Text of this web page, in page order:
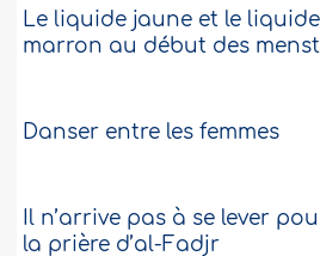
Le liquide jaune et le
marron au début des
Danser entre les femmes
Il n’arrive pas à se lever
la prière d’al-Fadjr